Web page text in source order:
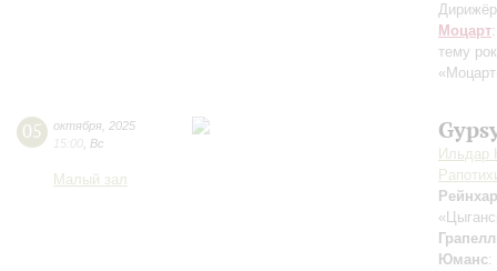
Моцарт
тему
05 октября 2025
15:00 Вс
Малый зал
Ильдар
Юманс: